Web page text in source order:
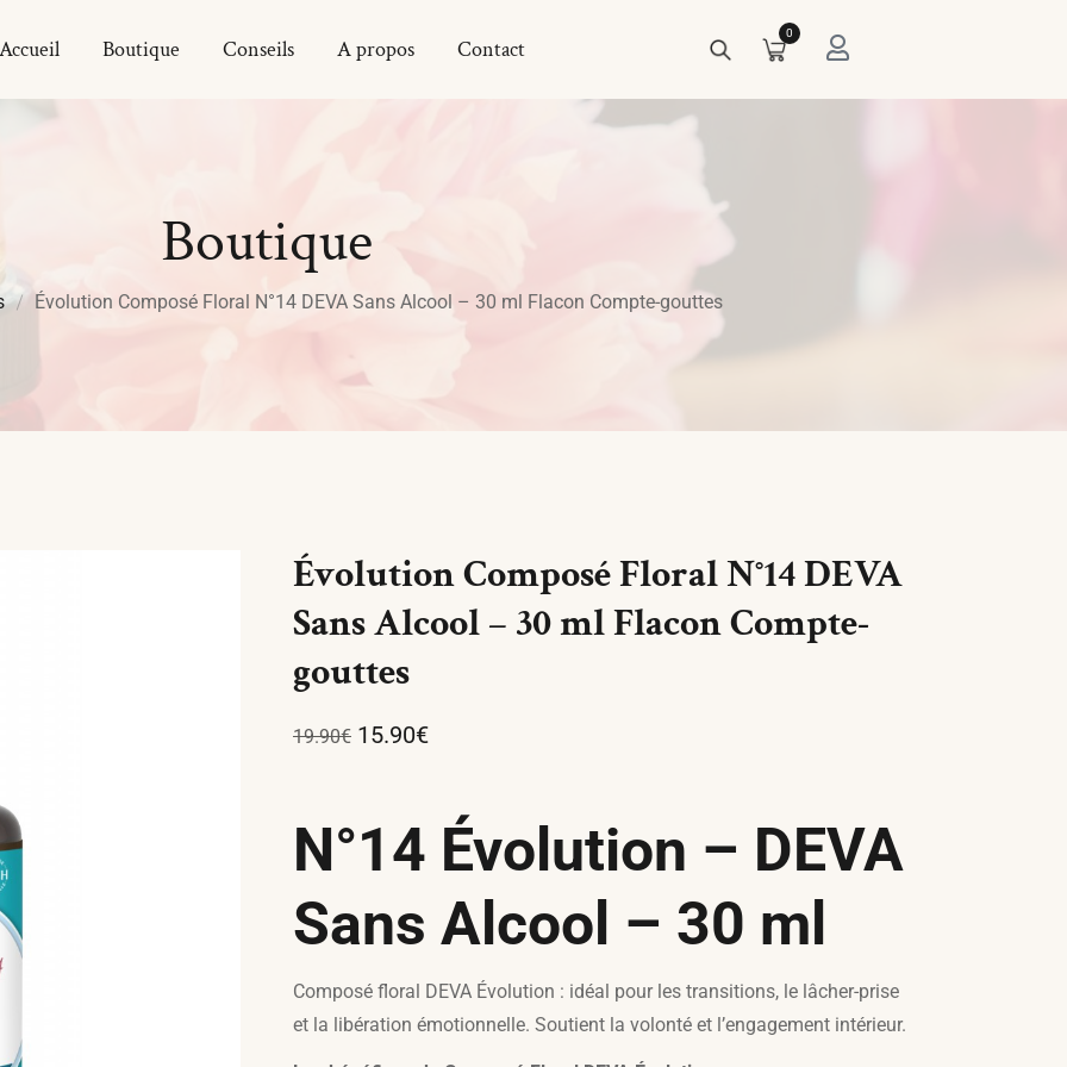
Boutique Conseils A propos Contact
0
Boutique
Évolution Composé Floral N°14 DEVA Sans Alcool – 30 ml Flacon Compte-gouttes
Évolution Composé Floral N°14 DEVA
Sans Alcool – 30 ml Flacon Compte-
gouttes
19.90€ 15.90€
N°14 Évolution – DEVA
Sans Alcool – 30 ml
Composé floral DEVA Évolution : idéal pour les transitions, le lâcher-prise
et la libération émotionnelle. Soutient la volonté et l’engagement intérieur.